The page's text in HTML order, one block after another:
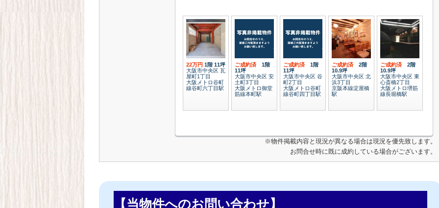
22万円 1階11坪
大阪市中央区 瓦
屋町1丁目
大阪メトロ谷町
線谷町六丁目駅
ご成約済 1階
11坪
大阪市中央区 安
土町3丁目
大阪メトロ御堂
筋線本町駅
ご成約済 1階
11坪
大阪市中央区 谷
町2丁目
大阪メトロ谷町
線谷町四丁目駅
ご成約済 2階
10.9坪
大阪市中央区 北
浜3丁目
京阪本線淀屋橋
駅
ご成約済 2階
10.9坪
大阪市中央区 東
心斎橋2丁目
大阪メトロ堺筋
線長堀橋駅
※物件掲載内容と現況が異なる場合は現況を優先致します。
お問合せ時に既に成約している場合がございます。
【当物件へのお問い合わせ】